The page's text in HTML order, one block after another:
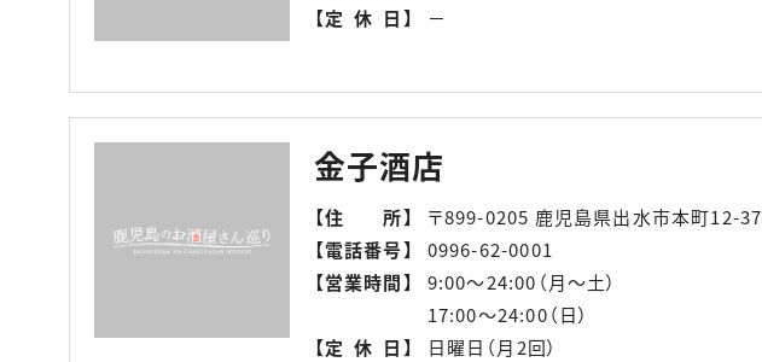
【定休日】
－
金子酒店
【住所】
〒899-0205 鹿児島県出水市本町12-37
【電話番号】
0996-62-0001
【営業時間】
9:00〜24:00（月〜土）
17:00〜24:00（日）
【定休日】
日曜日（月2回）